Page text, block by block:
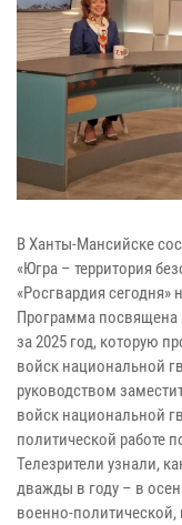
В Ханты-Мансийске
«Югра – территория
«Росгвардия сегодня»
Программа посвящена
за 2025 год, которую
войск национальной
руководством
войск национальной
политической работе
Телезрители узнали,
дважды в году – в
военно-